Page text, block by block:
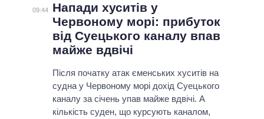
09:44
Напади хуситів у
Червоному морі: прибуток
від Суецького каналу впав
майже вдвічі
Після початку атак єменських хуситів на
судна у Червоному морі дохід Суецького
каналу за січень упав майже вдвічі. А
кількість суден, що курсують каналом,